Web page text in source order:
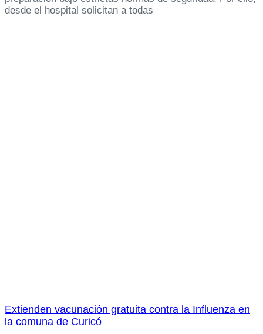
desde el hospital solicitan a todas
Extienden vacunación gratuita contra la Influenza en
la comuna de Curicó